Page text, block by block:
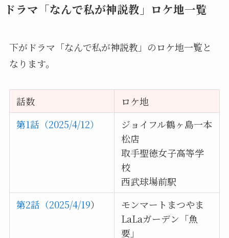
ドラマ「なんで私が神説教」ロケ地一覧
下がドラマ「なんで私が神説教」のロケ地一覧と
なります。
話数
ロケ地
第1話（2025/4/12）
ジョイフル鶴ヶ島一本
松店
取手聖徳女子高等学
校
西武球場前駅
第2話（2025/4/19）
モンマートまつやま
LaLaガーデン「魚
要」